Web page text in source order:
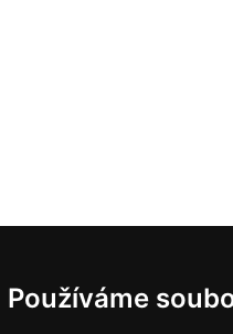
Používáme